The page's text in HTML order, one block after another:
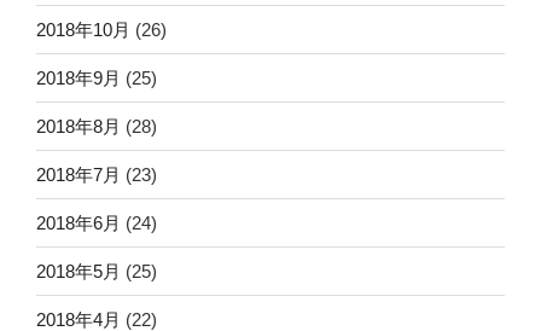
2018年10月 (26)
2018年9月 (25)
2018年8月 (28)
2018年7月 (23)
2018年6月 (24)
2018年5月 (25)
2018年4月 (22)